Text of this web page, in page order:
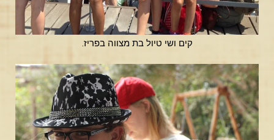
קים ושי טיול בת מצווה בפריז.